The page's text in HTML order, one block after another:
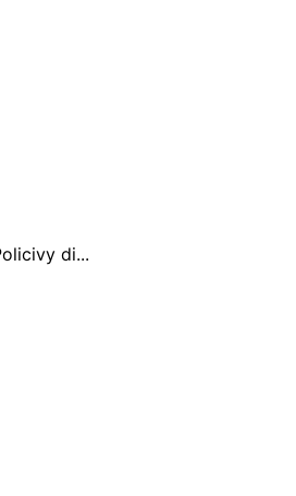
di...